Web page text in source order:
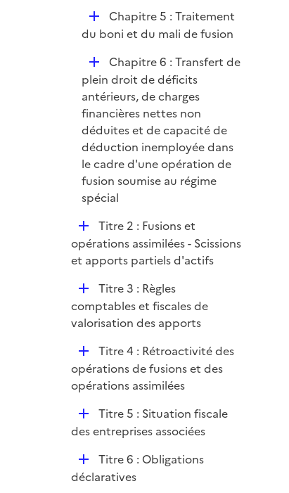
D
é
i
e
r
Chapitre 5 : Traitement
du boni et du mali de fusion
D
é
p
l
i
e
r
Chapitre 6 : Transfert de
plein droit de déficits
antérieurs, de charges
financières nettes non
déduites et de capacité de
déduction inemployée dans
le cadre d'une opération de
fusion soumise au régime
spécial
D
é
p
e
r
Titre 2 : Fusions et
opérations assimilées - Scissions
et apports partiels d'actifs
D
é
p
e
r
Titre 3 : Règles
comptables et fiscales de
valorisation des apports
D
é
p
e
Titre 4 : Rétroactivité des
opérations de fusions et des
opérations assimilées
D
é
i
Titre 5 : Situation fiscale
des entreprises associées
D
é
Titre 6 : Obligations
déclaratives